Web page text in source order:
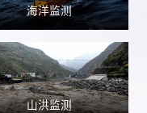
海洋监测
山洪监测